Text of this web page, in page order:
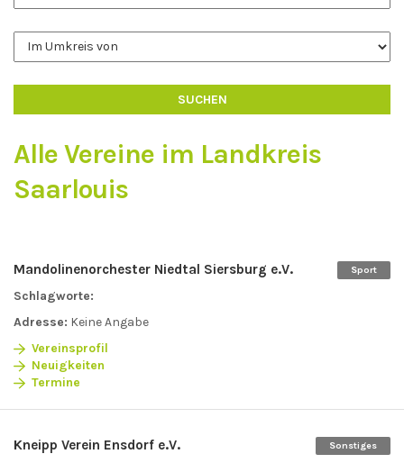
Alle Vereine im Landkreis
Saarlouis
Sport
Mandolinenorchester Niedtal Siersburg e.V.
Schlagworte:
Adresse: Keine Angabe
Vereinsprofil
Neuigkeiten
Termine
Sonstiges
Kneipp Verein Ensdorf e.V.